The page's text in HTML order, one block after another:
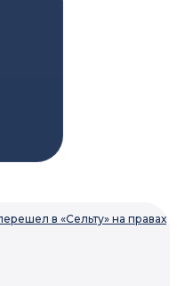
в «Сельту» на правах